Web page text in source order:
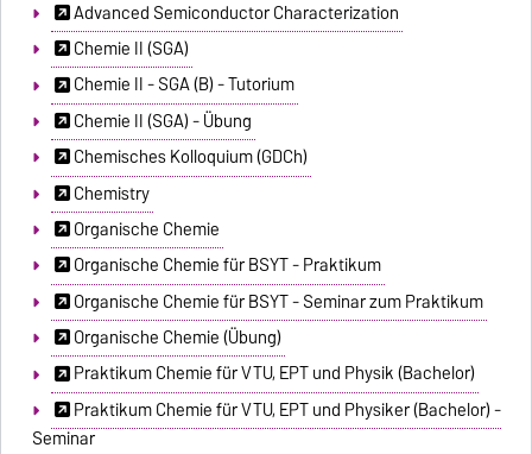
Advanced Semiconductor Characterization
Chemie II (SGA)
Chemie II - SGA (B) - Tutorium
Chemie II (SGA) - Übung
Chemisches Kolloquium (GDCh)
Chemistry
Organische Chemie
Organische Chemie für BSYT - Praktikum
Organische Chemie für BSYT - Seminar zum Praktikum
Organische Chemie (Übung)
Praktikum Chemie für VTU, EPT und Physik (Bachelor)
Praktikum Chemie für VTU, EPT und Physiker (Bachelor) -
Seminar